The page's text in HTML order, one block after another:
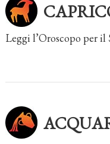
Leggi l’Oroscopo per